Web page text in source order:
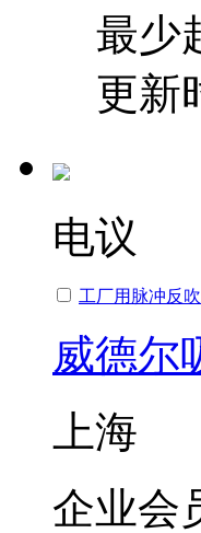
最少
更新
电议
工厂用脉冲反
威德尔
上海
企业会